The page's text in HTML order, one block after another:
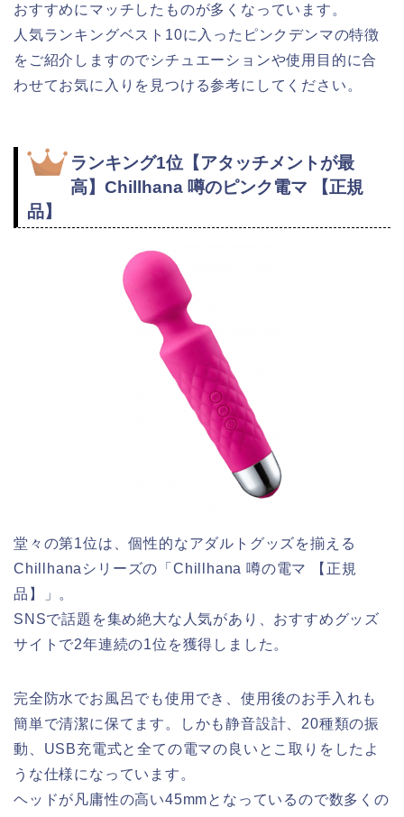
おすすめにマッチしたものが多くなっています。
人気ランキングベスト10に入ったピンクデンマの特徴
をご紹介しますのでシチュエーションや使用目的に合
わせてお気に入りを見つける参考にしてください。
ランキング1位【アタッチメントが最
高】 Chillhana 噂のピンク電マ 【正規
品】
堂々の第1位は、個性的なアダルトグッズを揃える
Chillhanaシリーズの「Chillhana 噂の電マ 【正規
品】」。
SNSで話題を集め絶大な人気があり、おすすめグッズ
サイトで2年連続の1位を獲得しました。
完全防水でお風呂でも使用でき、使用後のお手入れも
簡単で清潔に保てます。しかも静音設計、20種類の振
動、USB充電式と全ての電マの良いとこ取りをしたよ
うな仕様になっています。
ヘッドが凡庸性の高い45mmとなっているので数多くの